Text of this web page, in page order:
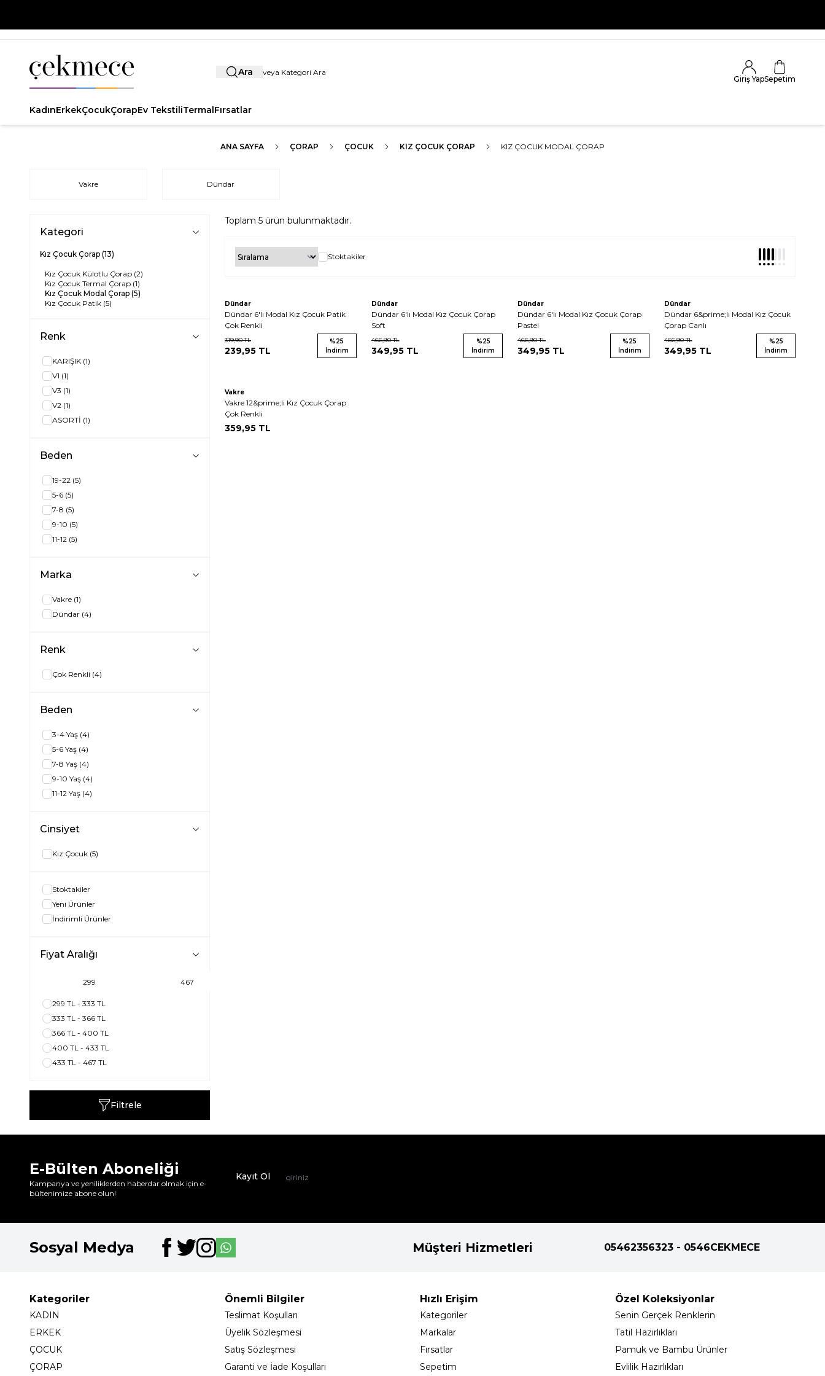
Ara
Giriş YapSepetim
KadınErkekÇocukÇorapEv TekstiliTermalFırsatlar
ANA SAYFA ÇORAP ÇOCUK KIZ ÇOCUK ÇORAP KIZ ÇOCUK MODAL ÇORAP
Vakre Dündar
Kategori
Kız Çocuk Çorap (13)
Kız Çocuk Külotlu Çorap (2)
Kız Çocuk Termal Çorap (1)
Kız Çocuk Modal Çorap (5)
Kız Çocuk Patik (5)
Renk
KARIŞIK (1)
V1 (1)
V3 (1)
V2 (1)
ASORTİ (1)
Beden
19-22 (5)
5-6 (5)
7-8 (5)
9-10 (5)
11-12 (5)
Marka
Vakre (1)
Dündar (4)
Renk
Çok Renkli (4)
Beden
3-4 Yaş (4)
5-6 Yaş (4)
7-8 Yaş (4)
9-10 Yaş (4)
11-12 Yaş (4)
Cinsiyet
Kız Çocuk (5)
Stoktakiler
Yeni Ürünler
İndirimli Ürünler
Fiyat Aralığı
299 TL - 333 TL
333 TL - 366 TL
366 TL - 400 TL
400 TL - 433 TL
433 TL - 467 TL
Filtrele
Toplam 5 ürün bulunmaktadır.
Stoktakiler
Dündar
Dündar 6'lı Modal Kız Çocuk Patik
Çok Renkli
319,90TL
239,95 TL
%25
İndirim
Dündar
Dündar 6'lı Modal Kız Çocuk Çorap
Soft
466,90TL
349,95TL
%25
İndirim
Dündar
Dündar 6'lı Modal Kız Çocuk Çorap
Pastel
466,90TL
349,95 TL
%25
İndirim
Dündar
Dündar 6&prime;lı Modal Kız Çocuk
Çorap Canlı
466,90TL
349,95TL
%25
İndirim
Vakre
Vakre 12&prime;li Kız Çocuk Çorap
Çok Renkli
359,95 TL
E-Bülten Aboneliği
Kampanya ve yeniliklerden haberdar olmak için e-
bültenimize abone olun!
Kayıt Ol
Sosyal Medya Müşteri Hizmetleri 05462356323 - 0546CEKMECE
Kategoriler
KADIN
ERKEK
ÇOCUK
ÇORAP
Önemli Bilgiler
Teslimat Koşulları
Üyelik Sözleşmesi
Satış Sözleşmesi
Garanti ve İade Koşulları
Hızlı Erişim
Kategoriler
Markalar
Fırsatlar
Sepetim
Özel Koleksiyonlar
Senin Gerçek Renklerin
Tatil Hazırlıkları
Pamuk ve Bambu Ürünler
Evlilik Hazırlıkları